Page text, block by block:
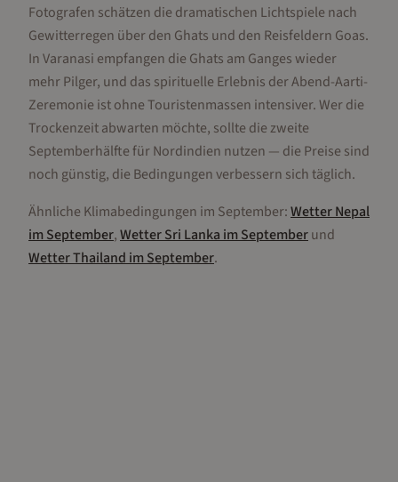
Fotografen schätzen die dramatischen Lichtspiele nach
Gewitterregen über den Ghats und den Reisfeldern Goas.
In Varanasi empfangen die Ghats am Ganges wieder
mehr Pilger, und das spirituelle Erlebnis der Abend-Aarti-
Zeremonie ist ohne Touristenmassen intensiver. Wer die
Trockenzeit abwarten möchte, sollte die zweite
Septemberhälfte für Nordindien nutzen — die Preise sind
noch günstig, die Bedingungen verbessern sich täglich.
Ähnliche Klimabedingungen im September:WetterNepal
imSeptember,WetterSri Lanka imSeptemberund
WetterThailand imSeptember.